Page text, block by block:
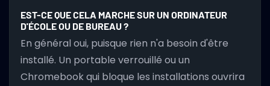
EST-CE QUE CELA MARCHE SUR UN ORDINATEUR
D'ÉCOLE OU DE BUREAU ?
En général oui, puisque rien n'a besoin d'être
installé. Un portable verrouillé ou un
Chromebook qui bloque les installations ouvrira